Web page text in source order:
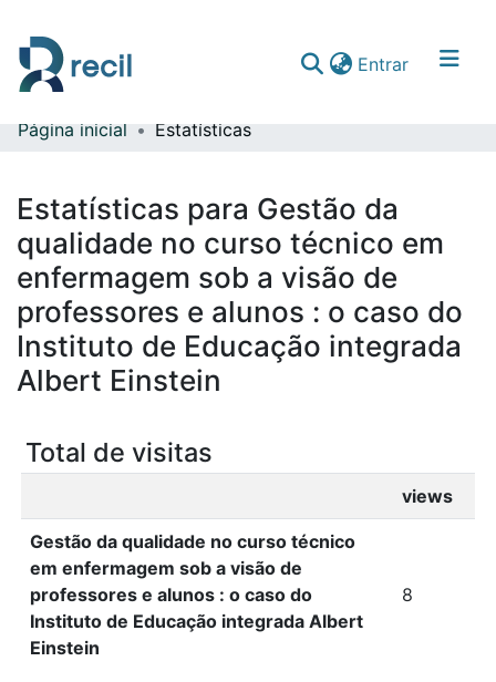
Entrar(current)
Comunidades & Coleções
Página inicial Estatísticas
Estatísticas para Gestão da
qualidade no curso técnico em
enfermagem sob a visão de
professores e alunos : o caso do
Instituto de Educação integrada
Albert Einstein
Total de visitas
views
Gestão da qualidade no curso técnico
em enfermagem sob a visão de
professores e alunos : o caso do
Instituto de Educação integrada Albert
Einstein
8